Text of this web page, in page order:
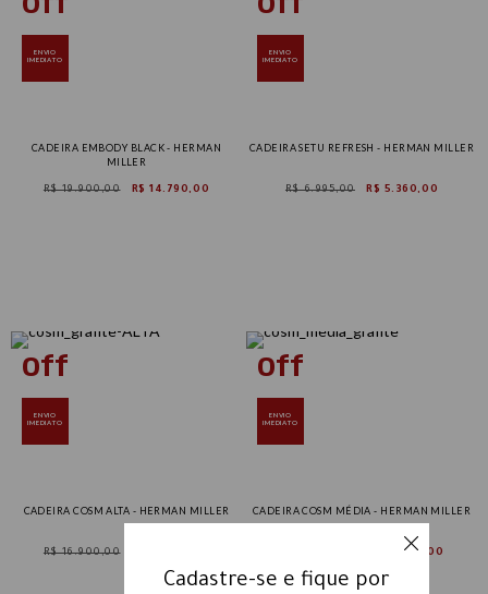
CADEIRA EMBODY BLACK - HERMAN
MILLER
R$ 19.900,00 R$ 14.790,00
ENVIO
IMEDIATO
CADEIRA SETU REFRESH - HERMAN MILLER
R$ 6.995,00 R$ 5.360,00
ENVIO
IMEDIATO
CADEIRA COSM ALTA - HERMAN MILLER
R$ 16.900,00
ENVIO
IMEDIATO
CADEIRA COSM MÉDIA - HERMAN MILLER
R$ 12.300,00
ENVIO
IMEDIATO
Cadastre-se e fique por